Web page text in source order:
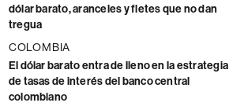
dólar barato, aranceles y fletes que no dan
tregua
COLOMBIA
El dólar barato entra de lleno en la estrategia
de tasas de interés del banco central
colombiano